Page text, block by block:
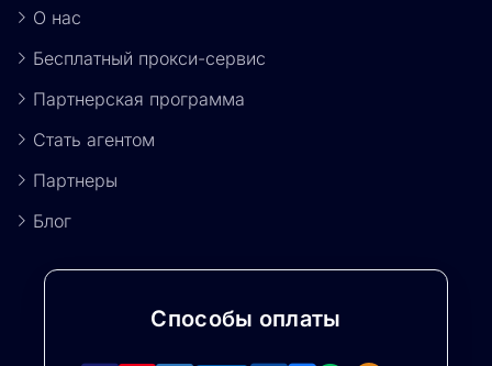
О нас
Бесплатный прокси-сервис
Партнерская программа
Стать агентом
Партнеры
Блог
Способы оплаты